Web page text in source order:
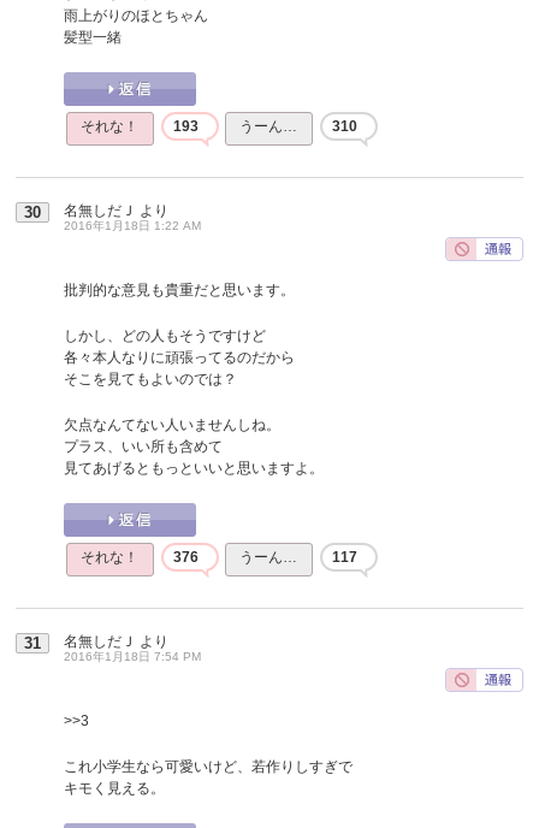
雨上がりのほとちゃん
髪型一緒
それな！ 193 うーん… 310
30 名無しだＪ より
2016年1月18日 1:22 AM
批判的な意見も貴重だと思います。
しかし、どの人もそうですけど
各々本人なりに頑張ってるのだから
そこを見てもよいのでは？
欠点なんてない人いませんしね。
プラス、いい所も含めて
見てあげるともっといいと思いますよ。
それな！ 376 うーん… 117
31 名無しだＪ より
2016年1月18日 7:54 PM
>>3
これ小学生なら可愛いけど、若作りしすぎで
キモく見える。